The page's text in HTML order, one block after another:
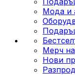
Мода и
Мерч
Нови